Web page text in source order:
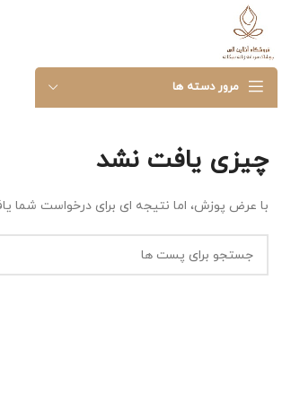
مرور دسته ها
چیزی یافت نشد
با عرض پوزش، اما نتیجه ای برای درخواست شما